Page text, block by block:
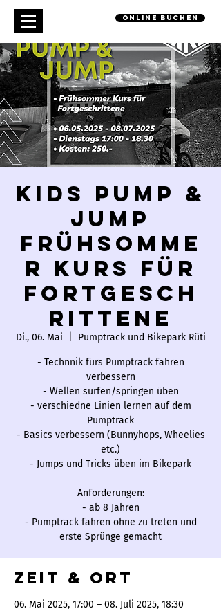
online buchen
Kids Pump &
Jump
Frühsomme
r Kurs für
Fortgesch
rittene
Di., 06. Mai Pumptrack und Bikepark Rüti
- Technnik fürs Pumptrack fahren
verbessern
- Wellen surfen/springen üben
- verschiedne Linien lernen auf dem
Pumptrack
- Basics verbessern (Bunnyhops, Wheelies
etc.)
- Jumps und Tricks üben im Bikepark
Anforderungen:
- ab 8 Jahren
- Pumptrack fahren ohne zu treten und
erste Sprünge gemacht
Zeit & Ort
06. Mai 2025, 17:00 – 08. Juli 2025, 18:30